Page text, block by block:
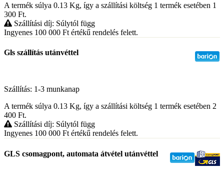
A termék súlya 0.13 Kg, így a szállítási költség 1 termék esetében 1
300 Ft.
Szállítási díj: Súlytól függ
Ingyenes 100 000 Ft értékű rendelés felett.
Gls szállítás utánvéttel
Szállítás: 1-3 munkanap
A termék súlya 0.13 Kg, így a szállítási költség 1 termék esetében 2
400 Ft.
Szállítási díj: Súlytól függ
Ingyenes 100 000 Ftértékű rendelés felett.
GLS csomagpont, automata átvétel utánvéttel